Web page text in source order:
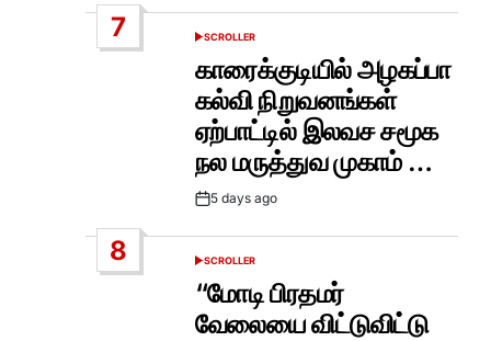
7
POSTED
SCROLLER
காரைக்குடியில் அழகப்பா
கல்வி நிறுவனங்கள்
ஏற்பாட்டில் இலவச சமூக
நல மருத்துவ முகாம் …
Post5 days ago
8
POSTED
SCROLLER
“மோடி பிரதமர்
வேலையை விட்டுவிட்டு